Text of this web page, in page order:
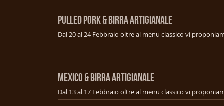
PULLED PORK & BIRRA ARTIGIANALE
MEXICO & BIRRA ARTIGIANALE